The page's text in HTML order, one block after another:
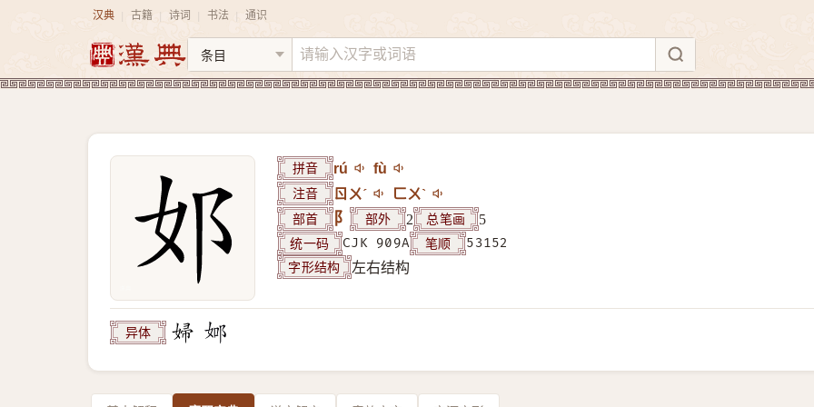
汉典 古籍 诗词 书法 通识
拼音 rú fù
注音 ㄖㄨˊ ㄈㄨˋ
部首 阝 部外 2 总笔画 5
统一码 CJK 909A 笔顺 53152
字形结构 左右结构
异体